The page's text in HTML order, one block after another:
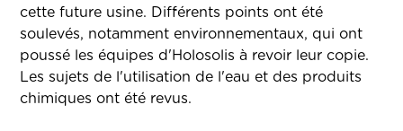
cette future usine. Différents points ont été
soulevés, notamment environnementaux, qui ont
poussé les équipes d'Holosolis à revoir leur copie.
Les sujets de l'utilisation de l'eau et des produits
chimiques ont été revus.